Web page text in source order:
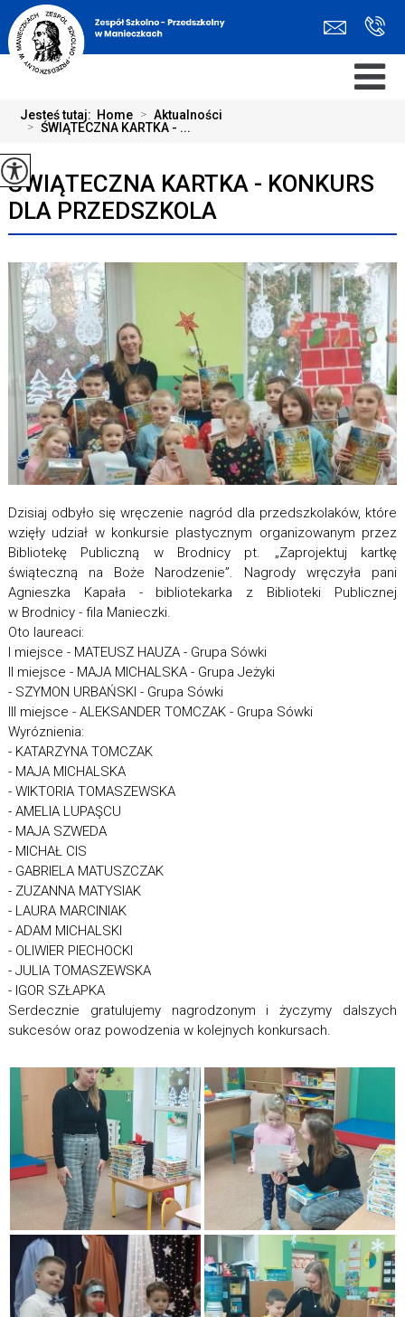
Jesteś tutaj: Home > Aktualności
> ŚWIĄTECZNA KARTKA - ...
ŚWIĄTECZNA KARTKA - KONKURS
DLA PRZEDSZKOLA
Dzisiaj odbyło się wręczenie nagród dla przedszkolaków, które
wzięły udział w konkursie plastycznym organizowanym przez
Bibliotekę Publiczną w Brodnicy pt. „Zaprojektuj kartkę
świąteczną na Boże Narodzenie”. Nagrody wręczyła pani
Agnieszka Kapała - bibliotekarka z Biblioteki Publicznej
w Brodnicy - fila Manieczki.
Oto laureaci:
I miejsce - MATEUSZ HAUZA - Grupa Sówki
II miejsce - MAJA MICHALSKA - Grupa Jeżyki
- SZYMON URBAŃSKI - Grupa Sówki
III miejsce - ALEKSANDER TOMCZAK - Grupa Sówki
Wyróznienia:
- KATARZYNA TOMCZAK
- MAJA MICHALSKA
- WIKTORIA TOMASZEWSKA
- AMELIA LUPAŞCU
- MAJA SZWEDA
- MICHAŁ CIS
- GABRIELA MATUSZCZAK
- ZUZANNA MATYSIAK
- LAURA MARCINIAK
- ADAM MICHALSKI
- OLIWIER PIECHOCKI
- JULIA TOMASZEWSKA
- IGOR SZŁAPKA
Serdecznie gratulujemy nagrodzonym i życzymy dalszych
sukcesów oraz powodzenia w kolejnych konkursach.